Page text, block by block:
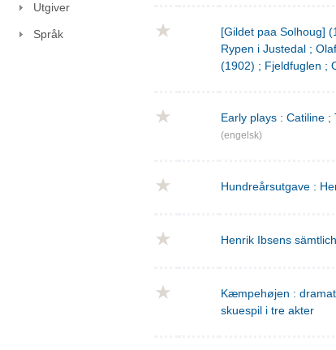
Utgiver
Språk
[Gildet paa Solhoug]
Rypen i Justedal ;
(1902) ; Fjeldfuglen ;
Early plays : Catiline
(engelsk)
Hundreårsutgave :
Henrik Ibsens
Kæmpehøjen :
skuespil i tre akter